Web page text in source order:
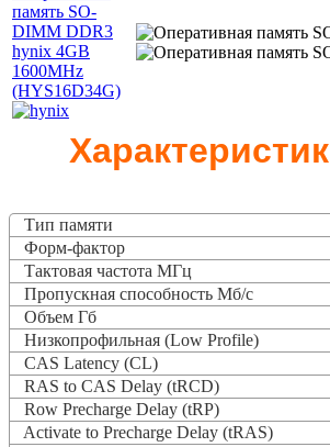
Тип памяти
Форм-фактор
Тактовая частота МГц
Пропускная способность Мб/с
Объем Гб
Низкопрофильная (Low Profile)
CAS Latency (CL)
RAS to CAS Delay (tRCD)
Row Precharge Delay (tRP)
Activate to Precharge Delay (tRAS)